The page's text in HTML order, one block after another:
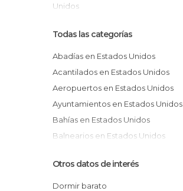
Unidos
Todas las categorías
Abadías en Estados Unidos
Acantilados en Estados Unidos
Aeropuertos en Estados Unidos
Ayuntamientos en Estados Unidos
Bahías en Estados Unidos
Balnearios en Estados Unidos
Barrios en Estados Unidos
Bodegas en Estados Unidos
Otros datos de interés
Dormir barato